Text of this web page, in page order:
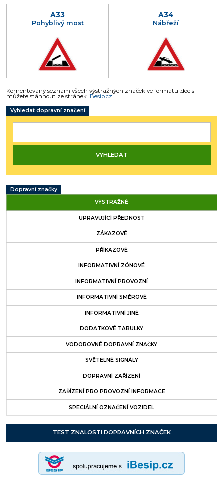
A33
Pohyblivý most
A34
Nábřeží
Komentovaný seznam všech výstražných značek ve formátu .doc si
můžete stáhnout ze stránek iBesip.cz
Vyhledat dopravní značení
Dopravní značky
VÝSTRAŽNÉ
UPRAVUJÍCÍ PŘEDNOST
ZÁKAZOVÉ
PŘÍKAZOVÉ
INFORMATIVNÍ ZÓNOVÉ
INFORMATIVNÍ PROVOZNÍ
INFORMATIVNÍ SMĚROVÉ
INFORMATIVNÍ JINÉ
DODATKOVÉ TABULKY
VODOROVNÉ DOPRAVNÍ ZNAČKY
SVĚTELNÉ SIGNÁLY
DOPRAVNÍ ZAŘÍZENÍ
ZAŘÍZENÍ PRO PROVOZNÍ INFORMACE
SPECIÁLNÍ OZNAČENÍ VOZIDEL
TEST ZNALOSTI DOPRAVNÍCH ZNAČEK